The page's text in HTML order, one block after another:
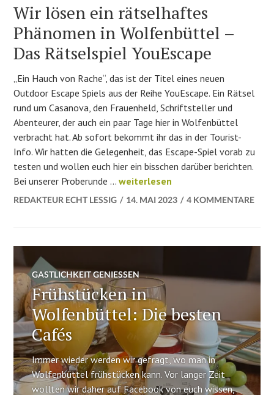
Wir lösen ein rätselhaftes
Phänomen in Wolfenbüttel –
Das Rätselspiel YouEscape
„Ein Hauch von Rache“, das ist der Titel eines neuen
Outdoor Escape Spiels aus der Reihe YouEscape. Ein Rätsel
rund um Casanova, den Frauenheld, Schriftsteller und
Abenteurer, der auch ein paar Tage hier in Wolfenbüttel
verbracht hat. Ab sofort bekommt ihr das in der Tourist-
Info. Wir hatten die Gelegenheit, das Escape-Spiel vorab zu
testen und wollen euch hier ein bisschen darüber berichten.
Bei unserer Proberunde …Wir lösen ein rätselhaftes
weiterlesen
REDAKTEUR ECHT LESSIG 14. MAI 2023 4 KOMMENTARE
GASTLICHKEIT GENIESSEN
Frühstücken in
Wolfenbüttel: Die besten
Cafés
Immer wieder werden wir gefragt, wo man in
Wolfenbüttel frühstücken kann. Vor langer Zeit
wollten wir daher auf Facebook von euch wissen,